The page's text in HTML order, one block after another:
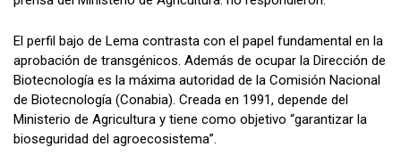
El perfil bajo de Lema contrasta con el papel fundamental en la
aprobación de transgénicos. Además de ocupar la Dirección de
Biotecnología es la máxima autoridad de la Comisión Nacional
de Biotecnología (Conabia). Creada en 1991, depende del
Ministerio de Agricultura y tiene como objetivo “garantizar la
bioseguridad del agroecosistema”.